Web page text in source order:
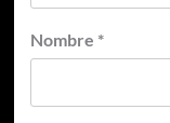
Nombre *